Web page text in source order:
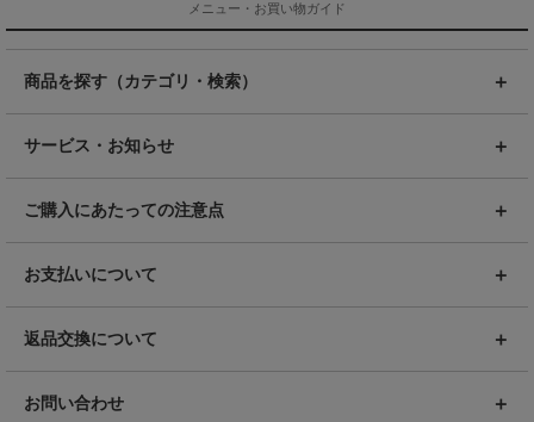
メニュー・お買い物ガイド
商品を探す（カテゴリ・検索）
サービス・お知らせ
ご購入にあたっての注意点
お支払いについて
返品交換について
お問い合わせ